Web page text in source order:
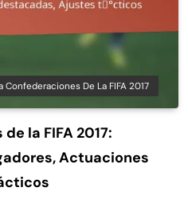
De La FIFA 2017
la FIFA 2017:
Actuaciones